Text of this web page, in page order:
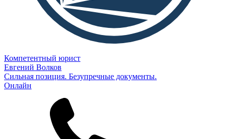
Компетентный юрист
Евгений Волков
Сильная позиция. Безупречные документы.
Онлайн